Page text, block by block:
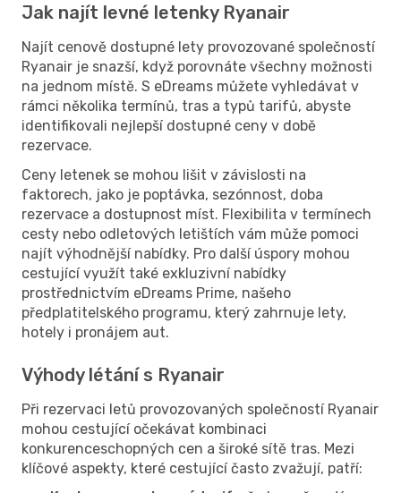
Jak najít levné letenky Ryanair
Najít cenově dostupné lety provozované společností
Ryanair je snazší, když porovnáte všechny možnosti
na jednom místě. S eDreams můžete vyhledávat v
rámci několika termínů, tras a typů tarifů, abyste
identifikovali nejlepší dostupné ceny v době
rezervace.
Ceny letenek se mohou lišit v závislosti na
faktorech, jako je poptávka, sezónnost, doba
rezervace a dostupnost míst. Flexibilita v termínech
cesty nebo odletových letištích vám může pomoci
najít výhodnější nabídky. Pro další úspory mohou
cestující využít také exkluzivní nabídky
prostřednictvím eDreams Prime, našeho
předplatitelského programu, který zahrnuje lety,
hotely i pronájem aut.
Výhody létání s Ryanair
Při rezervaci letů provozovaných společností Ryanair
mohou cestující očekávat kombinaci
konkurenceschopných cen a široké sítě tras. Mezi
klíčové aspekty, které cestující často zvažují, patří: